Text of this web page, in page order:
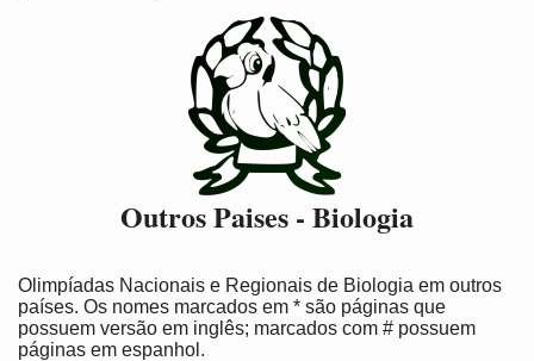
Outros Paises - Biologia
Olimpíadas Nacionais e Regionais de Biologia em outros
países. Os nomes marcados em * são páginas que
possuem versão em inglês; marcados com # possuem
páginas em espanhol.